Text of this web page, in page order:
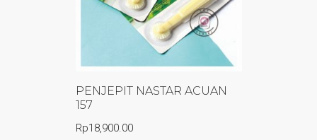
PENJEPIT NASTAR ACUAN
157
Rp18,900.00